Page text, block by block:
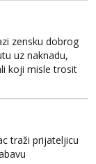
zensku dobrog
uz naknadu,
koji misle trosit
oglas, ako si
te punim negdje
na whatsapp
traži prijateljicu